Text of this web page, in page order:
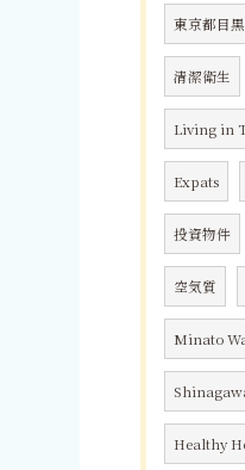
東京都目
清潔衛生
Living in
Expats
投資物件
空気質
Minato
Healthy